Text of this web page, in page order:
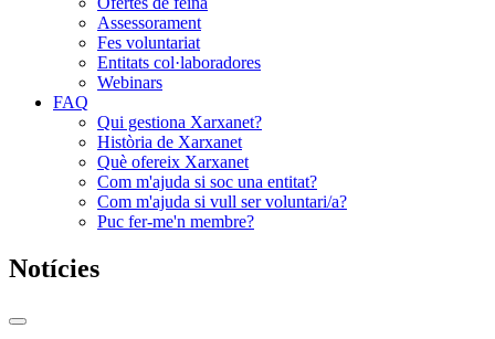
Assessorament
Fes voluntariat
Entitats col·laboradores
Webinars
FAQ
Qui gestiona Xarxanet?
Història de Xarxanet
Què ofereix Xarxanet
Com m'ajuda si soc una entitat?
Com m'ajuda si vull ser voluntari/a?
Puc fer-me'n membre?
Notícies
Commutador